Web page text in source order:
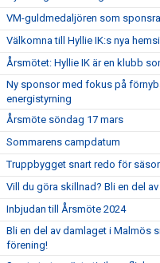
VM-guldmedaljören som
Välkomna till Hyllie IK:s nya
Årsmötet: Hyllie IK är en klubb
Ny sponsor med fokus på
energistyrning
Årsmöte söndag 17 mars
Sommarens campdatum
Truppbygget snart redo för
Vill du göra skillnad? Bli en del
Inbjudan till Årsmöte 2024
Bli en del av damlaget i Malmös
förening!